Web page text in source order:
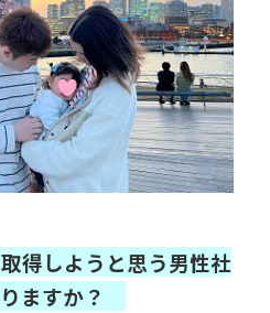
得しようと思う男性社
ますか？